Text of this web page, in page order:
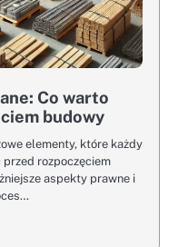
Co warto
budowy
elementy, które każdy
rozpoczęciem
aspekty prawne i